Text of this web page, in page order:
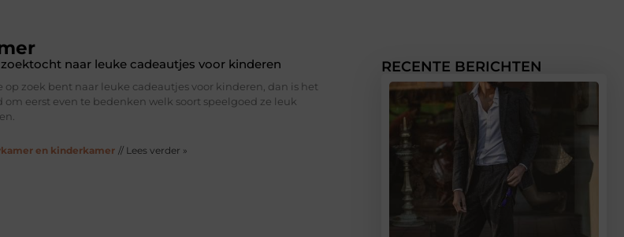
naar leuke cadeautjes voor kinderen
op zoek bent naar leuke cadeautjes voor kinderen, dan is het
om eerst even te bedenken welk soort speelgoed ze leuk
en kinderkamer // Lees verder »
RECENTE BERICHTEN